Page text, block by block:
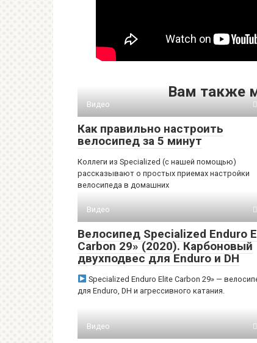
Вам также
Видео
Как правильно настроить
велосипед за 5 минут
Коллеги из Specialized (с нашей помощью)
рассказывают о простых приемах настройки
велосипеда в домашних
Видео
Велосипед Specialized Enduro
Carbon 29» (2020). Карбоновый
двухподвес для Enduro и DH
Specialized Enduro Elite Carbon 29» —
для Enduro, DH и агрессивного катания.
Видео